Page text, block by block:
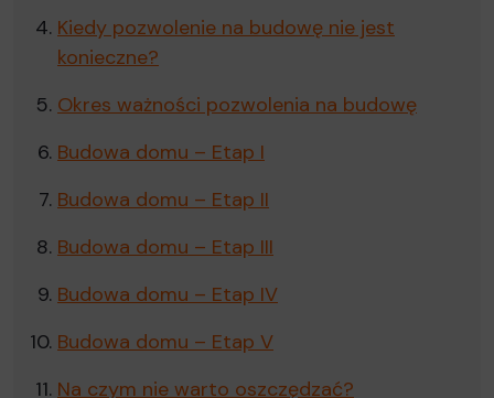
Kiedy pozwolenie na budowę nie jest
konieczne?
Okres ważności pozwolenia na budowę
Budowa domu – Etap I
Budowa domu – Etap II
Budowa domu – Etap III
Budowa domu – Etap IV
Budowa domu – Etap V
Na czym nie warto oszczędzać?